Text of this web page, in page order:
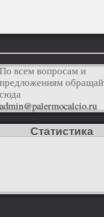
По всем вопросам и
предложениям
сюда
admin@palermocalcio.ru
Статистика